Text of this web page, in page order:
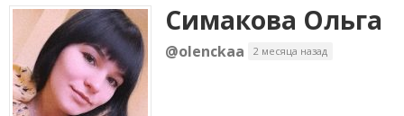
Симакова Ольга
@olenckaa 2 месяца назад